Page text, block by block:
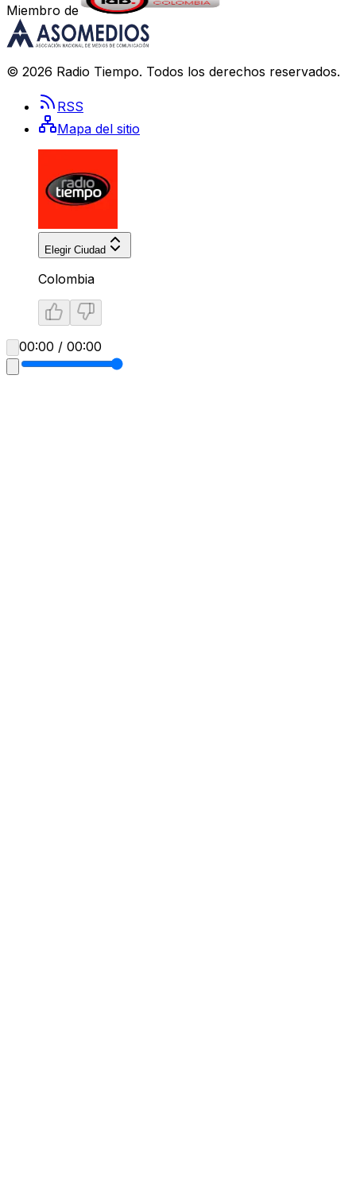
Miembro de
© 2026 Radio Tiempo. Todos los derechos reservados.
RSS
Mapa del sitio
Elegir Ciudad
Colombia
00:00 / 00:00